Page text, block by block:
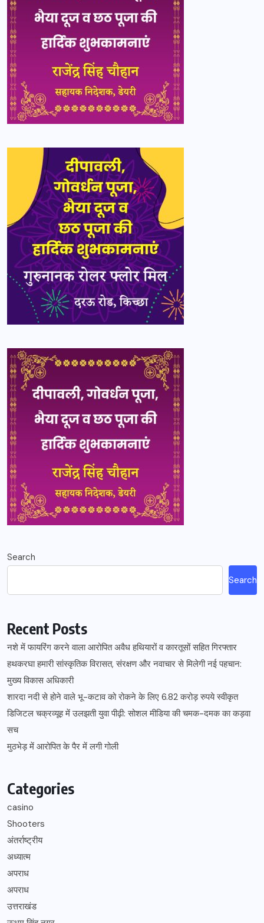
Search
Search
Recent Posts
नशे में फायरिंग करने वाला आरोपित अवैध हथियारों व कारतूसों सहित गिरफ्तार
हथकरघा हमारी सांस्कृतिक विरासत, संरक्षण और नवाचार से मिलेगी नई पहचान:
मुख्य विकास अधिकारी
शारदा नदी से होने वाले भू-कटाव को रोकने के लिए 6.82 करोड़ रुपये स्वीकृत
डिजिटल चक्रव्यूह में उलझती युवा पीढ़ी: सोशल मीडिया की चमक-दमक का कड़वा
सच
मुठभेड़ में आरोपित के पैर में लगी गोली
Categories
casino
Shooters
अंतर्राष्ट्रीय
अध्यात्म
अपराध
अपराध
उत्तराखंड